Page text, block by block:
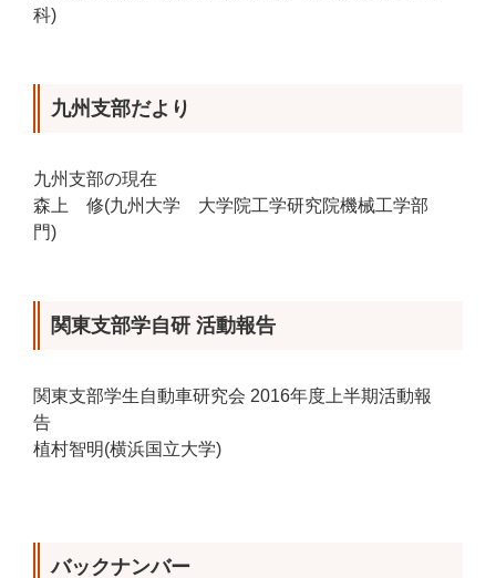
科)
九州支部だより
九州支部の現在
森上 修(九州大学 大学院工学研究院機械工学部
門)
関東支部学自研 活動報告
関東支部学生自動車研究会 2016年度上半期活動報
告
植村智明(横浜国立大学)
バックナンバー